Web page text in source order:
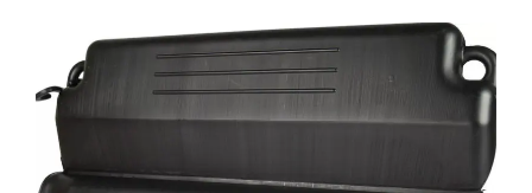
AKTIONEN
RATGEBER & INFOS